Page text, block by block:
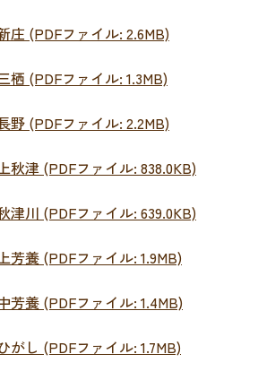
庄 (PDFファイル: 2.6MB)
栖 (PDFファイル: 1.3MB)
野 (PDFファイル: 2.2MB)
秋津 (PDFファイル: 838.0KB)
津川 (PDFファイル: 639.0KB)
芳養 (PDFファイル: 1.9MB)
芳養 (PDFファイル: 1.4MB)
がし (PDFファイル: 1.7MB)